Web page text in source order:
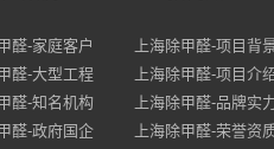
醛-家庭客户
醛-大型工程
醛-知名机构
醛-政府国企
上海除甲醛-项目背
上海除甲醛-项目介
上海除甲醛-品牌实
上海除甲醛-荣誉资